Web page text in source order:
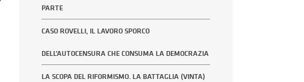
PARTE
CASO ROVELLI, IL LAVORO SPORCO
DELL’AUTOCENSURA CHE CONSUMA LA DEMOCRAZIA
LA SCOPA DEL RIFORMISMO. LA BATTAGLIA (VINTA)